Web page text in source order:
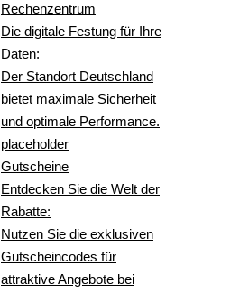
Rechenzentrum
Die digitale Festung für Ihre
Daten:
Der Standort Deutschland
bietet maximale Sicherheit
und optimale Performance.
placeholder
Gutscheine
Entdecken Sie die Welt der
Rabatte:
Nutzen Sie die exklusiven
Gutscheincodes für
attraktive Angebote bei